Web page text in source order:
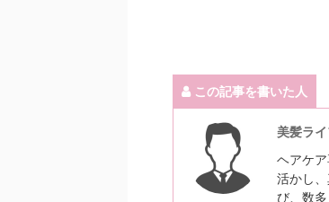
この記事を書いた人
美髪ラ
ヘアケ
活かし
び、数